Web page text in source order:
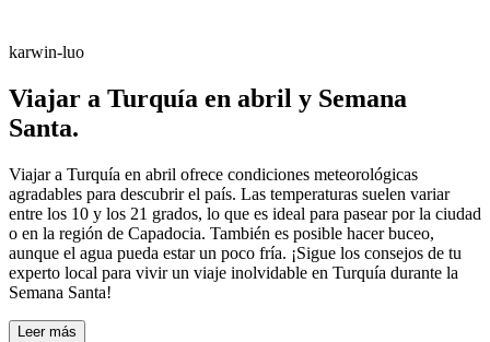
karwin-luo
Viajar a Turquía en abril y Semana
Santa.
Viajar a Turquía en abril ofrece condiciones meteorológicas
agradables para descubrir el país. Las temperaturas suelen variar
entre los 10 y los 21 grados, lo que es ideal para pasear por la ciudad
o en la región de Capadocia. También es posible hacer buceo,
aunque el agua pueda estar un poco fría. ¡Sigue los consejos de tu
experto local para vivir un viaje inolvidable en Turquía durante la
Semana Santa!
Leer más